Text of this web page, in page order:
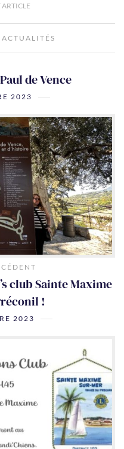
ARTICLE
de Vence
2023
club Sainte Maxime
!
2023